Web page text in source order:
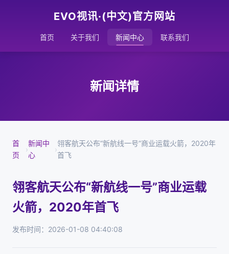
EVO视讯·(中文)官方网站
首页 关于我们 新闻中心 联系我们
新闻详情
首
页
›
新闻中
心
›
翎客航天公布“新航线一号”商业运载火箭，2020年
首飞
翎客航天公布“新航线一号”商业运载
火箭，2020年首飞
发布时间：2026-01-08 04:40:08